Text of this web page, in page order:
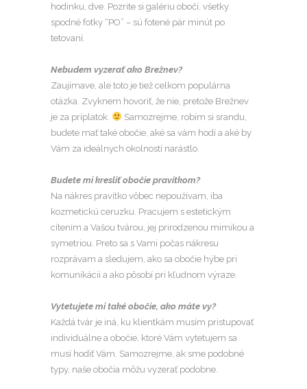
hodinku, dve. Pozrite si galériu obočí, všetky
spodné fotky “PO” – sú fotené pár minút po
tetovaní.
Nebudem vyzerať ako Brežnev?
Zaujímave, ale toto je tiež celkom populárna
otázka. Zvyknem hovoriť, že nie, pretože Brežnev
je za príplatok.
Samozrejme, robím si srandu,
budete mať také obočie, aké sa vám hodí a aké by
Vám za ideálnych okolností narástlo.
Budete mi kresliť obočie pravítkom?
Na nákres pravítko vôbec nepoužívam, iba
kozmetickú ceruzku. Pracujem s estetickým
cítením a Vašou tvárou, jej prirodzenou mimikou a
symetriou. Preto sa s Vami počas nákresu
rozprávam a sledujem, ako sa obočie hýbe pri
komunikácii a ako pôsobí pri kľudnom výraze.
Vytetujete mi také obočie, ako máte vy?
Každá tvár je iná, ku klientkám musím pristupovať
individuálne a obočie, ktoré Vám vytetujem sa
musí hodiť Vám. Samozrejme, ak sme podobné
typy, naše obočia môžu vyzerať podobne.